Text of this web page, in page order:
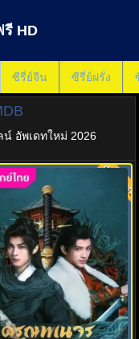
HD
ซีรี่ย์จีน ซีรี่ย์ฝรั่ง
อัพเดทใหม่ 2026
พากย์ไทย